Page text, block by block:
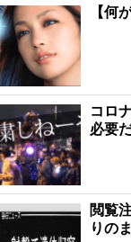
【何
コロ
必要
閲覧
りの